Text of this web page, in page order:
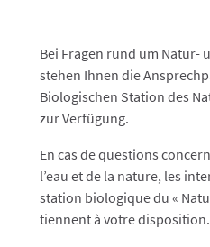
Bei Fragen rund um Natur-
stehen Ihnen die
Biologischen Station des
zur Verfügung.
En cas de questions
l’eau et de la nature, les
station biologique du «
tiennent à votre disposition.